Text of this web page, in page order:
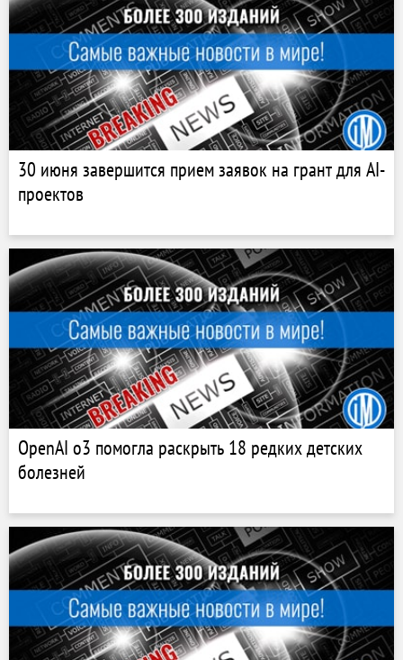
30 июня завершится прием заявок на грант для AI-
проектов
OpenAI o3 помогла раскрыть 18 редких детских
болезней